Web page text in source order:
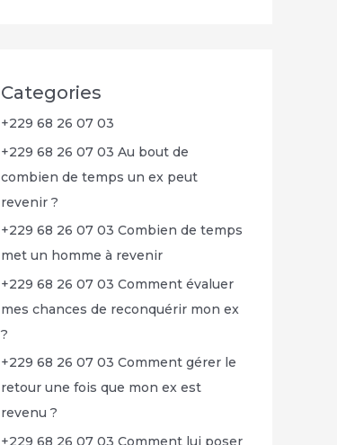
Categories
+229 68 26 07 03
+229 68 26 07 03 Au bout de
combien de temps un ex peut
revenir ?
+229 68 26 07 03 Combien de temps
met un homme à revenir
+229 68 26 07 03 Comment évaluer
mes chances de reconquérir mon ex
?
+229 68 26 07 03 Comment gérer le
retour une fois que mon ex est
revenu ?
+229 68 26 07 03 Comment lui poser